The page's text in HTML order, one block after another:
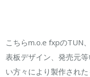
こちらm.o.e fxpのTUN
表板デザイン、発売元
い方々により製作された